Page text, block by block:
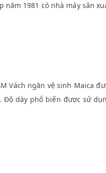
1981 có nhà máy sản
Vách ngăn vệ sinh
dày phổ biến được sử